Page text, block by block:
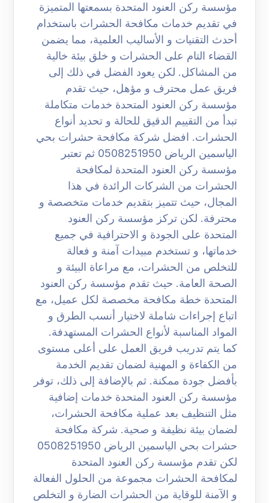
مؤسسة ركن العنود المتحدة بسمعتها المتميزة
في تقديم خدمات مكافحة الحشرات باستخدام
أحدث التقنيات و الأساليب العلمية، مما يضمن
القضاء التام على الحشرات و خلق بيئة خالية
من المشاكل. لكن يعود الفضل في ذلك إلى
فريق عمل محترف و مؤهل، حيث تقدم
مؤسسة ركن العنود المتحدة خدمات متكاملة
تبدأ من التقييم الدقيق للحالة و تحديد أنواع
الحشرات. افضل شركة مكافحة حشرات بحي
الياسمين الرياض 0508251950 ثم تعتبر
مؤسسة ركن العنود المتحدة لمكافحة
الحشرات من الشركات الرائدة في هذا
المجال، حيث تتميز بتقديم خدمات متخصصة و
محترفة. لكن تركز مؤسسة ركن العنود
المتحدة على الجودة و الاحترافية في جميع
خدماتها، و تستخدم مبيدات آمنة و فعالة
للتخلص من الحشرات، مع مراعاة البيئة و
الصحة العامة. حيث تقدم مؤسسة ركن العنود
المتحدة خطة مكافحة مخصصة لكل عميل، مع
اتباع إجراءات شاملة لاختيار أنسب الطرق و
المواد المناسبة لأنواع الحشرات المستهدفة.
كما يتم تدريب فريق العمل على أعلى مستوى
من الكفاءة و المهنية لضمان تقديم الخدمة
بأفضل جودة ممكنة. ثم بالإضافة إلى ذلك، توفر
مؤسسة ركن العنود المتحدة خدمات إضافية
مثل التنظيف بعد عملية مكافحة الحشرات،
لضمان بيئة نظيفة و صحية. شركة مكافحة
حشرات بحي الياسمين الرياض 0508251950
لكن تقدم مؤسسة ركن العنود المتحدة
لمكافحة الحشرات مجموعة من الحلول الفعالة
و الآمنة للوقاية من الحشرات الضارة و التخلص